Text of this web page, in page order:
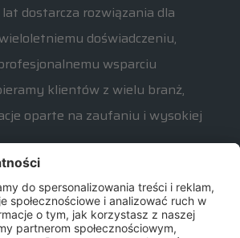
dostarcza rozwiązania dla
doświadczeniu,
wsparciu
klientów z wielu branż,
oparte na zaufaniu i wysokiej
pytań związanych z naszą ofertą
poniedziałku do piątku w